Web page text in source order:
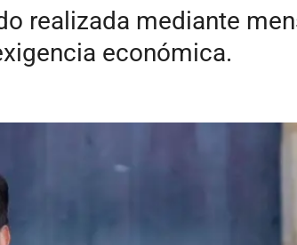
realizada mediante
económica.